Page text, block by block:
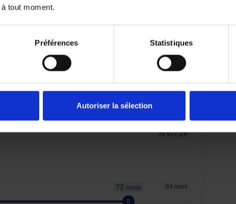
tout moment.
Préférences Statistiques
Autoriser la sélection
Vérifiez vos capacités de
26 977.3 €
84 mois
72 mois